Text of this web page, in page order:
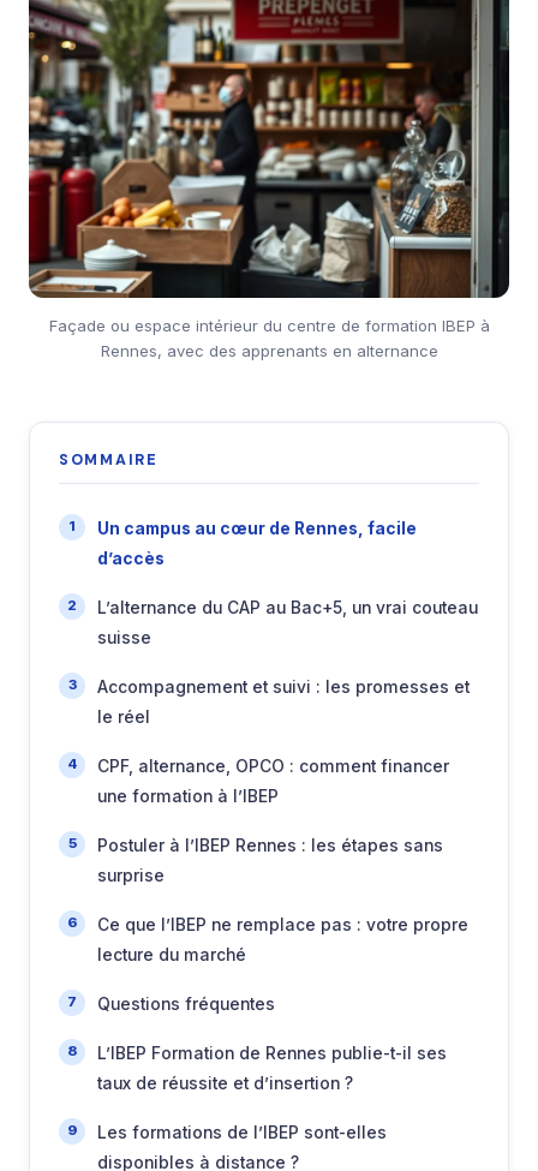
Façade ou espace intérieur du centre de formation IBEP à
Rennes, avec des apprenants en alternance
SOMMAIRE
Un campus au cœur de Rennes, facile
d’accès
L’alternance du CAP au Bac+5, un vrai couteau
suisse
Accompagnement et suivi : les promesses et
le réel
CPF, alternance, OPCO : comment financer
une formation à l’IBEP
Postuler à l’IBEP Rennes : les étapes sans
surprise
Ce que l’IBEP ne remplace pas : votre propre
lecture du marché
Questions fréquentes
L’IBEP Formation de Rennes publie-t-il ses
taux de réussite et d’insertion ?
Les formations de l’IBEP sont-elles
disponibles à distance ?